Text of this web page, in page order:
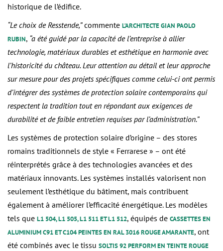
historique de l’édifice.
“Le choix de Resstende,”commente L’ARCHITECTE GIAN PAOLO
RUBIN, “a été guidé par la capacité de l’entreprise à allier
technologie, matériaux durables et esthétique en harmonie avec
l’historicité du château. Leur attention au détail et leur approche
sur mesure pour des projets spécifiques comme celui-ci ont permis
d’intégrer des systèmes de protection solaire contemporains qui
respectent la tradition tout en répondant aux exigences de
durabilité et de faible entretien requises par l’administration.”
Les systèmes de protection solaire d’origine – des stores
romains traditionnels de style « Ferrarese » – ont été
réinterprétés grâce à des technologies avancées et des
matériaux innovants. Les systèmes installés valorisent non
seulement l’esthétique du bâtiment, mais contribuent
également à améliorer l’efficacité énergétique. Les modèles
tels que L1 504, L1 505, L1 511 ET L1 512, équipés de CASSETTES EN
ALUMINIUM C91 ET C104 PEINTES EN RAL 3016 ROUGE AMARANTE, ont
été combinés avec le tissu SOLTIS 92 PERFORM EN TEINTE ROUGE